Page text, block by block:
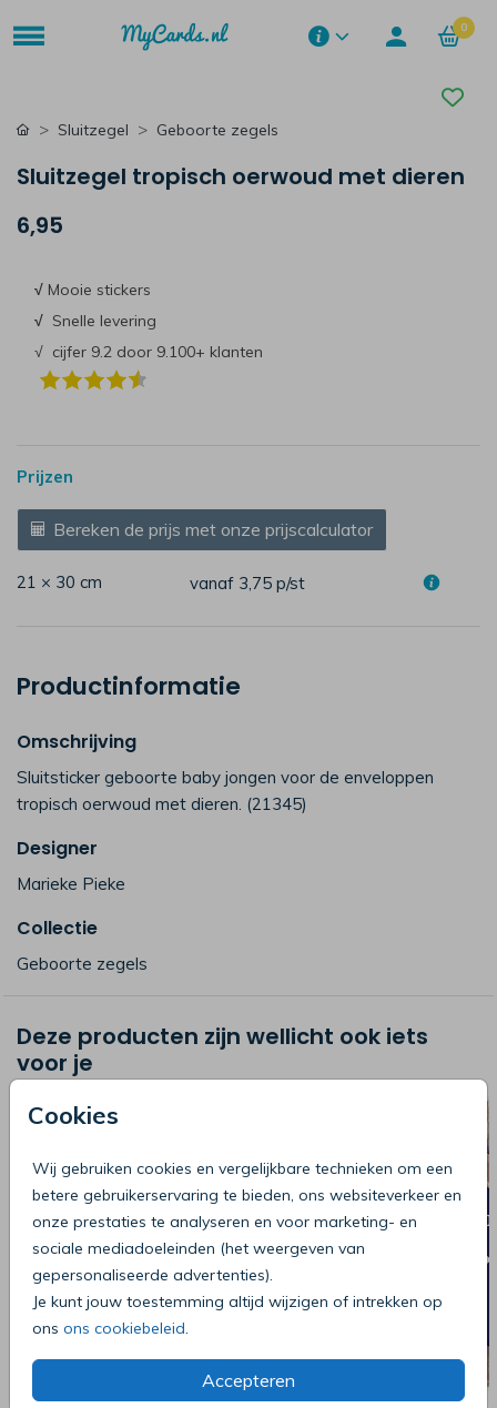
0
Cookies
Wij gebruiken cookies en vergelijkbare technieken om een
betere gebruikerservaring te bieden, ons websiteverkeer en
onze prestaties te analyseren en voor marketing- en
sociale mediadoeleinden (het weergeven van
gepersonaliseerde advertenties).
Je kunt jouw toestemming altijd wijzigen of intrekken op
ons ons cookiebeleid
Accepteren
Sluitzegel Geboorte zegels
Sluitzegel tropisch oerwoud met dieren
6,95
√ Mooie stickers
√ Snelle levering
√ cijfer 9.2 door 9.100+ klanten
Prijzen
Bereken de prijs met onze prijscalculator
21 × 30 cm vanaf 3,75 p/st
Productinformatie
Omschrijving
Sluitsticker geboorte baby jongen voor de enveloppen
tropisch oerwoud met dieren. (21345)
Designer
Marieke Pieke
Collectie
Geboorte zegels
Deze producten zijn wellicht ook iets
voor je